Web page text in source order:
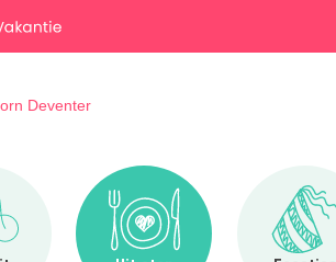
Deventer
naar Eropuit Ga naar Uit eten Ga